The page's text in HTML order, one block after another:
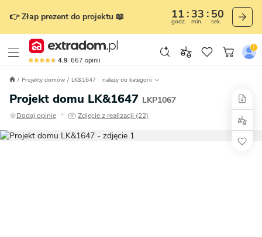
👉 Złap prezent do projektu 📖 11
godz.
33
min.
48
sek.
4.9 667 opinii
Projekty domów LK&1647 należy do kategorii
Projekt domu LK&1647 LKP1067
Dodaj opinię • Zdjęcie z realizacji (22)